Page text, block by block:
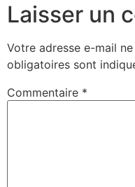
Laisser un
Votre adresse e-mail
obligatoires sont
Commentaire *